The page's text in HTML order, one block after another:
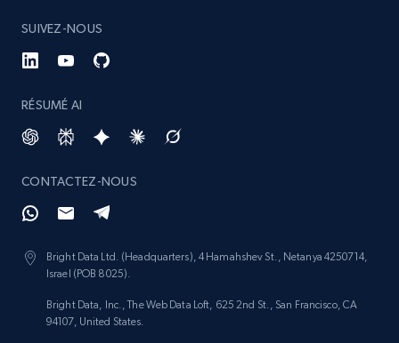
SUIVEZ-NOUS
RÉSUMÉ AI
CONTACTEZ-NOUS
Bright Data Ltd. (Headquarters), 4 Hamahshev St., Netanya 4250714,
Israel (POB 8025).
Bright Data, Inc., The Web Data Loft, 625 2nd St., San Francisco, CA
94107, United States.